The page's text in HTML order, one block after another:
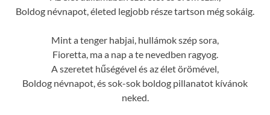
Boldog névnapot, életed legjobb része tartson még sokáig.
Mint a tenger habjai, hullámok szép sora,
Fioretta, ma a nap a te nevedben ragyog.
A szeretet hűségével és az élet örömével,
Boldog névnapot, és sok-sok boldog pillanatot kívánok
neked.